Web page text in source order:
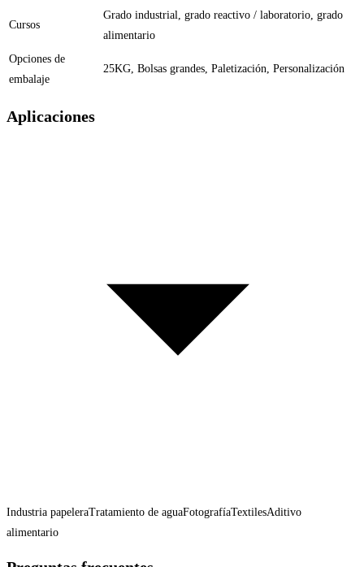
Cursos
Grado industrial, grado reactivo / laboratorio, grado
alimentario
Opciones de
embalaje
25KG, Bolsas grandes, Paletización, Personalización
Aplicaciones
Industria papeleraTratamiento de aguaFotografíaTextilesAditivo
alimentario